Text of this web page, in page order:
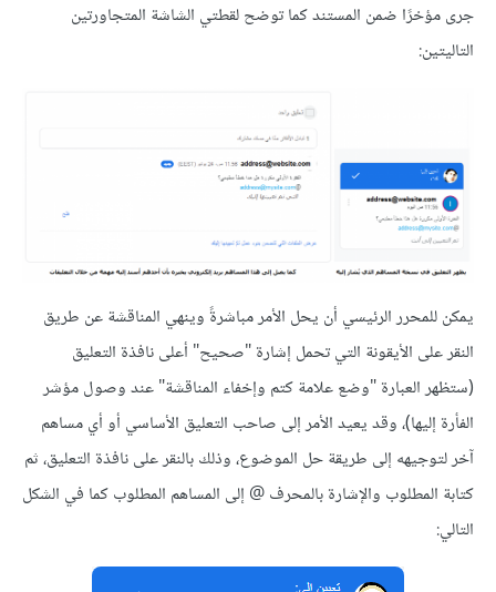
جرى مؤخرًا ضمن المستند كما توضح لقطتي الشاشة المتجاورتين
التاليتين:
يمكن للمحرر الرئيسي أن يحل الأمر مباشرةً وينهي المناقشة عن طريق
النقر على الأيقونة التي تحمل إشارة "صحيح" أعلى نافذة التعليق
(ستظهر العبارة "وضع علامة كتم وإخفاء المناقشة" عند وصول مؤشر
الفأرة إليها)، وقد يعيد الأمر إلى صاحب التعليق الأساسي أو أي مساهم
آخر لتوجيهه إلى طريقة حل الموضوع، وذلك بالنقر على نافذة التعليق، ثم
كتابة المطلوب والإشارة بالمحرف @ إلى المساهم المطلوب كما في الشكل
التالي: